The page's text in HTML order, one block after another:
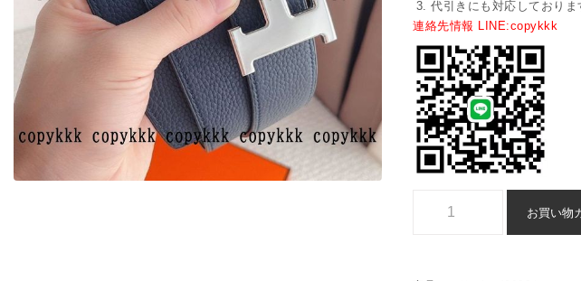
代引きにも対応しておりま
連絡先情報 LINE:copykkk
お買い物